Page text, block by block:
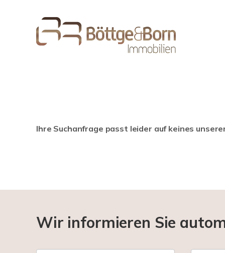
Ihre Suchanfrage passt leider auf keines
Wir informieren Sie